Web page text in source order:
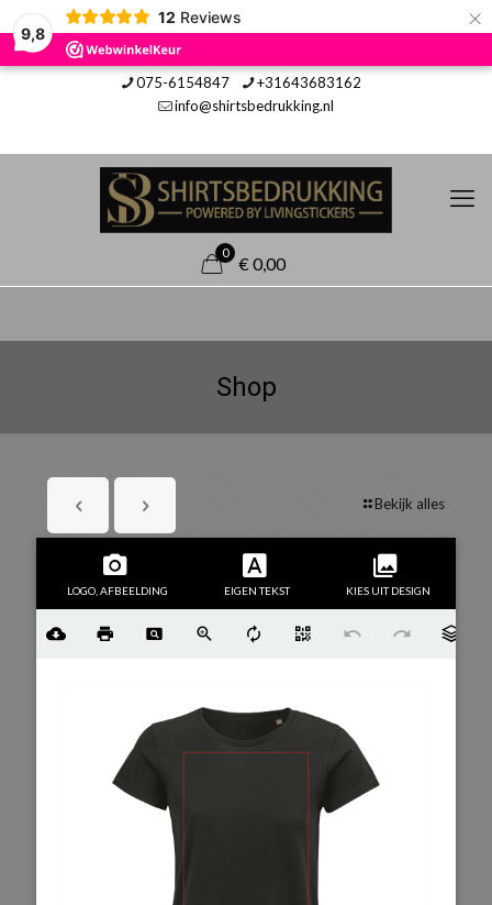
9,8
12 Reviews ×
075-6154847
+31643683162
info@shirtsbedrukking.nl
0
€ 0,00
Shop
Bekijk alles
LOGO, AFBEELDING EIGEN TEKST KIES UIT DESIGN